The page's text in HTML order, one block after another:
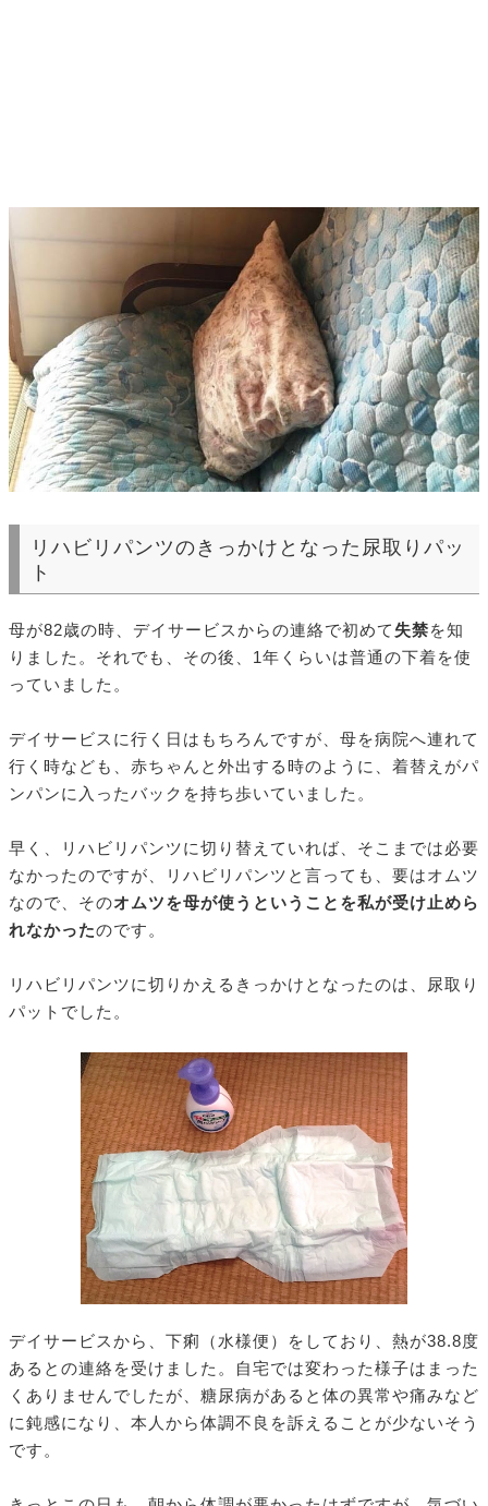
リハビリパンツのきっかけとなった尿取りパッ
ト
母が82歳の時、デイサービスからの連絡で初めて 失禁を知
りました。それでも、その後、1年くらいは普通の下着を使
っていました。
デイサービスに行く日はもちろんですが、母を病院へ連れて
行く時なども、赤ちゃんと外出する時のように、着替えがパ
ンパンに入ったバックを持ち歩いていました。
早く、リハビリパンツに切り替えていれば、そこまでは必要
なかったのですが、リハビリパンツと言っても、要はオムツ
なので、そのオムツを母が使うということを私が受け止めら
れなかったのです。
リハビリパンツに切りかえるきっかけとなったのは、尿取り
パットでした。
デイサービスから、下痢（水様便）をしており、熱が38.8度
あるとの連絡を受けました。自宅では変わった様子はまった
くありませんでしたが、糖尿病があると体の異常や痛みなど
に鈍感になり、本人から体調不良を訴えることが少ないそう
です。